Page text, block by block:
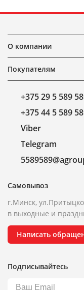
О компании
Покупателям
+375 29 5 589
+375 44 5 589
Viber
Telegram
Самовывоз
г.Минск,
в выходные и
Написать
Подписывайтесь